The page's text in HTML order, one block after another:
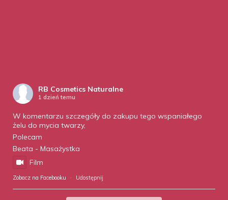
RB Cosmetics Naturalne
1 dzień temu
W komentarzu szczegóły do zakupu tego wspaniałego
żelu do mycia twarzy,
Polecam
Beata - Masażystka
Film
Zobacz na Facebooku · Udostępnij